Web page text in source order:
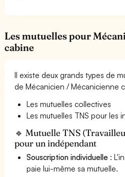
Les mutuelles pour
cabine
Il existe deux grands types de
de Mécanicien / Mécanicienne
Les mutuelles collectives
Les mutuelles TNS pour les
🔹 Mutuelle TNS
pour un indépendant
Souscription individuelle :
paie lui-même sa mutuelle.